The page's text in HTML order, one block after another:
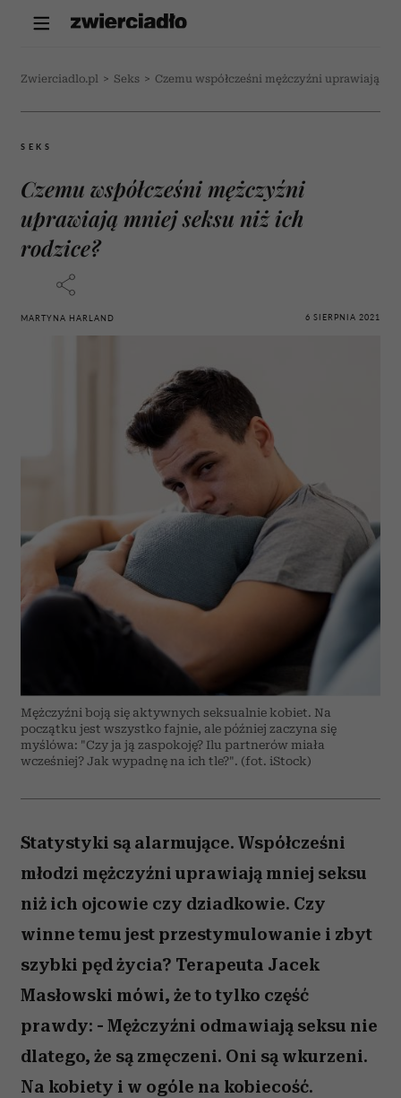
Zwierciadlo.pl > Seks > Czemu współcześni mężczyźni uprawiają
SEKS
Czemu współcześni mężczyźni
uprawiają mniej seksu niż ich
rodzice?
MARTYNA HARLAND 6 SIERPNIA 2021
Mężczyźni boją się aktywnych seksualnie kobiet. Na
początku jest wszystko fajnie, ale później zaczyna się
myślówa: "Czy ja ją zaspokoję? Ilu partnerów miała
wcześniej? Jak wypadnę na ich tle?". (fot. iStock)
Statystyki są alarmujące. Współcześni
młodzi mężczyźni uprawiają mniej seksu
niż ich ojcowie czy dziadkowie. Czy
winne temu jest przestymulowanie i zbyt
szybki pęd życia? Terapeuta Jacek
Masłowski mówi, że to tylko część
prawdy: - Mężczyźni odmawiają seksu nie
dlatego, że są zmęczeni. Oni są wkurzeni.
Na kobiety i w ogóle na kobiecość.